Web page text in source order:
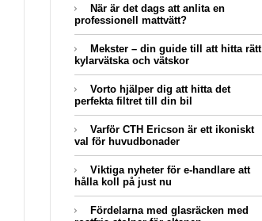
När är det dags att anlita en
professionell mattvätt?
Mekster – din guide till att hitta rätt
kylarvätska och vätskor
Vorto hjälper dig att hitta det
perfekta filtret till din bil
Varför CTH Ericson är ett ikoniskt
val för huvudbonader
Viktiga nyheter för e-handlare att
hålla koll på just nu
Fördelarna med glasräcken med